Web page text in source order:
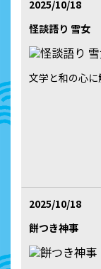
2025/10/18
怪談語り 雪女
文学と和の心
2025/10/18
餅つき神事